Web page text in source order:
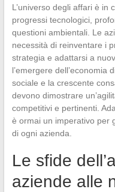
L’universo degli affari è in
progressi tecnologici,
questioni ambientali. Le
necessità di reinventare i
strategia e adattarsi a
l’emergere dell’economia
sociale e la crescente
devono dimostrare
competitivi e pertinenti.
è ormai un imperativo per
di ogni azienda.
Le sfide
aziende alle